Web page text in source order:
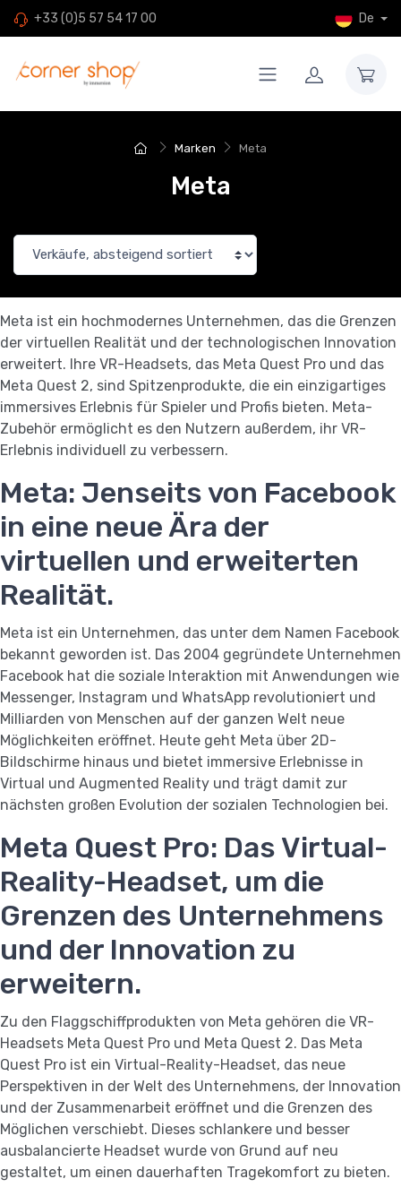
+33 (0)5 57 54 17 00 De
Marken Meta
Meta
Meta ist ein hochmodernes Unternehmen, das die Grenzen
der virtuellen Realität und der technologischen Innovation
erweitert. Ihre VR-Headsets, das Meta Quest Pro und das
Meta Quest 2, sind Spitzenprodukte, die ein einzigartiges
immersives Erlebnis für Spieler und Profis bieten. Meta-
Zubehör ermöglicht es den Nutzern außerdem, ihr VR-
Erlebnis individuell zu verbessern.
Meta: Jenseits von Facebook
in eine neue Ära der
virtuellen und erweiterten
Realität.
Meta ist ein Unternehmen, das unter dem Namen Facebook
bekannt geworden ist. Das 2004 gegründete Unternehmen
Facebook hat die soziale Interaktion mit Anwendungen wie
Messenger, Instagram und WhatsApp revolutioniert und
Milliarden von Menschen auf der ganzen Welt neue
Möglichkeiten eröffnet. Heute geht Meta über 2D-
Bildschirme hinaus und bietet immersive Erlebnisse in
Virtual und Augmented Reality und trägt damit zur
nächsten großen Evolution der sozialen Technologien bei.
Meta Quest Pro: Das Virtual-
Reality-Headset, um die
Grenzen des Unternehmens
und der Innovation zu
erweitern.
Zu den Flaggschiffprodukten von Meta gehören die VR-
Headsets Meta Quest Pro und Meta Quest 2. Das Meta
Quest Pro ist ein Virtual-Reality-Headset, das neue
Perspektiven in der Welt des Unternehmens, der Innovation
und der Zusammenarbeit eröffnet und die Grenzen des
Möglichen verschiebt. Dieses schlankere und besser
ausbalancierte Headset wurde von Grund auf neu
gestaltet, um einen dauerhaften Tragekomfort zu bieten.